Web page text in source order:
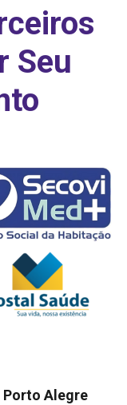
Seu
Porto Alegre